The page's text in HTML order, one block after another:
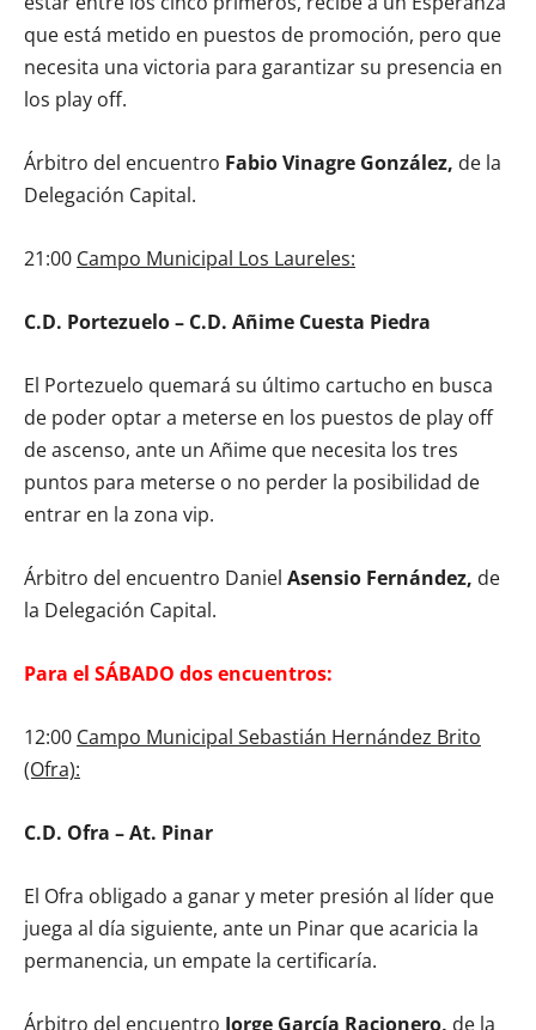
que está metido en puestos de promoción, pero que
necesita una victoria para garantizar su presencia en
los play off.
Árbitro del encuentro Fabio Vinagre González, de la
Delegación Capital.
21:00 Campo Municipal Los Laureles:
C.D. Portezuelo – C.D. Añime Cuesta Piedra
El Portezuelo quemará su último cartucho en busca
de poder optar a meterse en los puestos de play off
de ascenso, ante un Añime que necesita los tres
puntos para meterse o no perder la posibilidad de
entrar en la zona vip.
Árbitro del encuentro Daniel Asensio Fernández, de
la Delegación Capital.
Para el SÁBADO dos encuentros:
12:00 Campo Municipal Sebastián Hernández Brito
(Ofra):
C.D. Ofra – At. Pinar
El Ofra obligado a ganar y meter presión al líder que
juega al día siguiente, ante un Pinar que acaricia la
permanencia, un empate la certificaría.
Árbitro del encuentro Jorge García Racionero, de la